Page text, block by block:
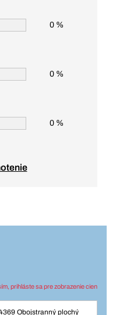
0 %
0 %
0 %
prihláste sa pre zobrazenie cien
Obojstranný plochý